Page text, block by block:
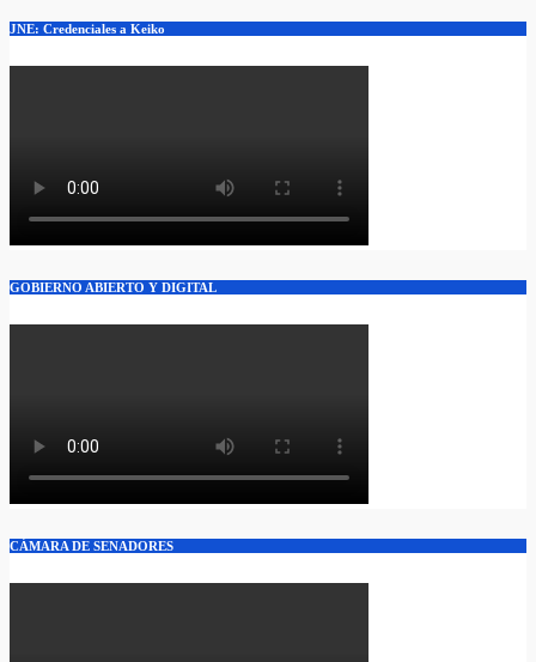
JNE: Credenciales a Keiko
GOBIERNO ABIERTO Y DIGITAL
CÁMARA DE SENADORES